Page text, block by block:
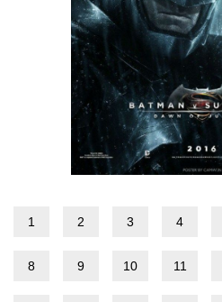
1 2 3 4
8 9 10 11